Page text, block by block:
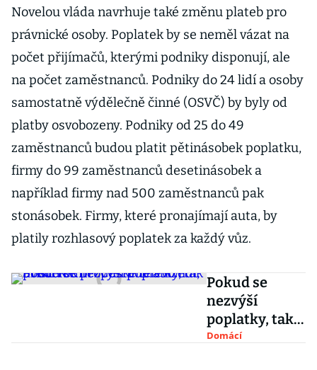
Novelou vláda navrhuje také změnu plateb pro
právnické osoby. Poplatek by se neměl vázat na
počet přijímačů, kterými podniky disponují, ale
na počet zaměstnanců. Podniky do 24 lidí a osoby
samostatně výdělečně činné (OSVČ) by byly od
platby osvobozeny. Podniky od 25 do 49
zaměstnanců budou platit pětinásobek poplatku,
firmy do 99 zaměstnanců desetinásobek a
například firmy nad 500 zaměstnanců pak
stonásobek. Firmy, které pronajímají auta, by
platily rozhlasový poplatek za každý vůz.
Pokud se
nezvýší
poplatky, tak
příští rok
Domácí